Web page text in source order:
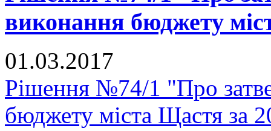
виконання бюджету
01.03.2017
Рішення №74/1 "Про
бюджету міста Щастя за